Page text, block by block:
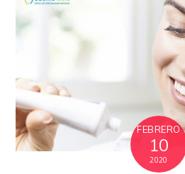
FEBRERO
10
2020